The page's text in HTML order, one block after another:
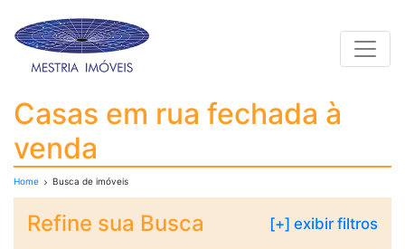
Casas em rua fechada
Casas em rua fechada à
venda
Home Busca de imóveis
Refine sua Busca [+] exibir filtros